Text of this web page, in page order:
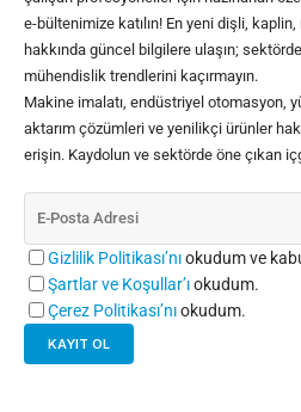
e-bültenimize katılın! En yeni dişli,
hakkında güncel bilgilere ulaşın;
mühendislik trendlerini kaçırmayın.
Makine imalatı, endüstriyel otomasyon,
aktarım çözümleri ve yenilikçi ürünler
erişin. Kaydolun ve sektörde öne çıkan
Gizlilik Politikası’nıokudum ve
Şartlar ve Koşullar’ıokudum.
Çerez Politikası’nıokudum.